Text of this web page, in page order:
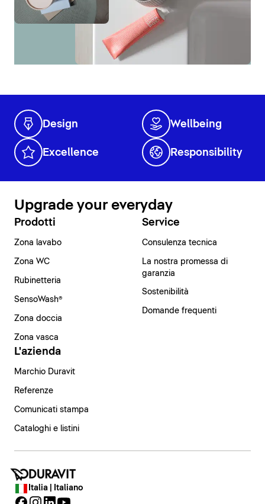
Design Wellbeing
Excellence Responsibility
Upgrade your everyday
Prodotti
Zona lavabo
Zona WC
Rubinetteria
SensoWash®
Zona doccia
Zona vasca
Service
Consulenza tecnica
La nostra promessa di
garanzia
Sostenibilità
Domande frequenti
L'azienda
Marchio Duravit
Referenze
Comunicati stampa
Cataloghi e listini
Italia | Italiano